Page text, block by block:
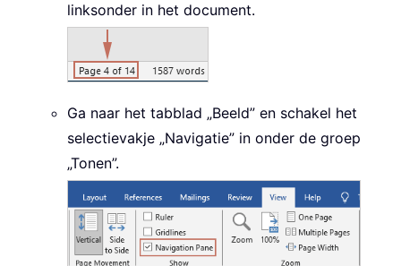
linksonder in het document.
Ga naar het tabblad „Beeld” en schakel het
selectievakje „Navigatie” in onder de groep
„Tonen”.